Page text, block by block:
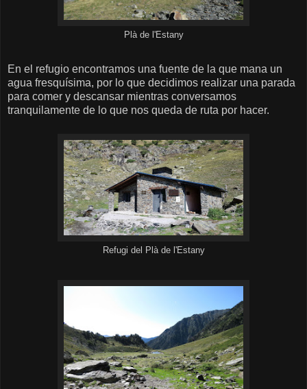
Plà de l'Estany
En el refugio encontramos una fuente de la que mana un
agua fresquísima, por lo que decidimos realizar una parada
para comer y descansar mientras conversamos
tranquilamente de lo que nos queda de ruta por hacer.
Refugi del Plà de l'Estany